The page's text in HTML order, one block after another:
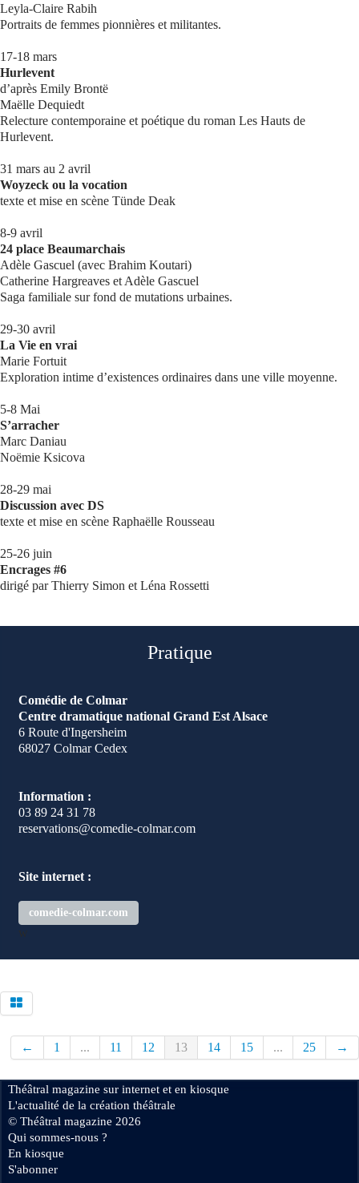
Leyla-Claire Rabih
Portraits de femmes pionnières et militantes.
17-18 mars
Hurlevent
d’après Emily Brontë
Maëlle Dequiedt
Relecture contemporaine et poétique du roman Les Hauts de
Hurlevent.
31 mars au 2 avril
Woyzeck ou la vocation
texte et mise en scène Tünde Deak
8-9 avril
24 place Beaumarchais
Adèle Gascuel (avec Brahim Koutari)
Catherine Hargreaves et Adèle Gascuel
Saga familiale sur fond de mutations urbaines.
29-30 avril
La Vie en vrai
Marie Fortuit
Exploration intime d’existences ordinaires dans une ville moyenne.
5-8 Mai
S’arracher
Marc Daniau
Noëmie Ksicova
28-29 mai
Discussion avec DS
texte et mise en scène Raphaëlle Rousseau
25-26 juin
Encrages #6
dirigé par Thierry Simon et Léna Rossetti
Pratique
Comédie de Colmar
Centre dramatique national Grand Est Alsace
6 Route d'Ingersheim
68027 Colmar Cedex
Information :
03 89 24 31 78
reservations@comedie-colmar.com
Site internet :
comedie-colmar.com
w
← 1 ... 11 12 13 14 15 ... 25 →
Théâtral magazine sur internet et en kiosque
L'actualité de la création théâtrale
© Théâtral magazine 2026
Qui sommes-nous ?
En kiosque
S'abonner